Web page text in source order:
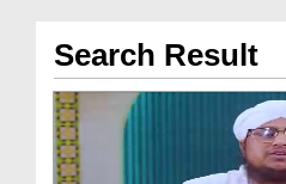
Search Result